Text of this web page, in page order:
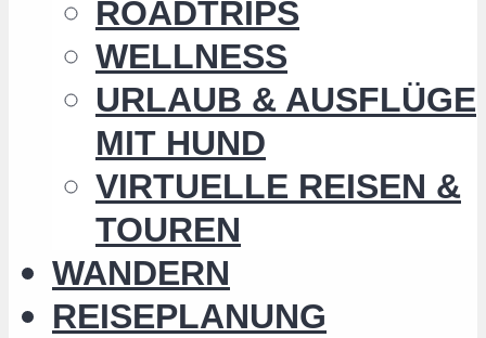
ROADTRIPS
WELLNESS
URLAUB & AUSFLÜGE
MIT HUND
VIRTUELLE REISEN &
TOUREN
WANDERN
REISEPLANUNG